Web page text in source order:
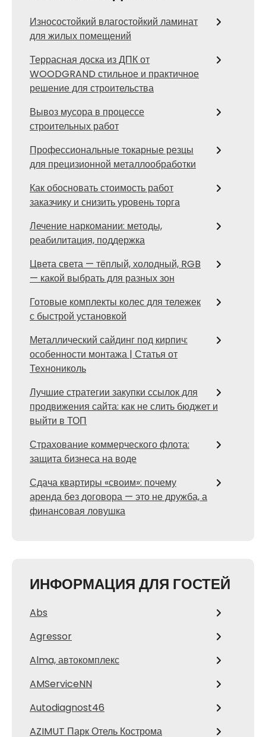
Износостойкий влагостойкий ламинат
для жилых помещений
Террасная доска из ДПК от
WOODGRAND стильное и практичное
решение для строительства
Вывоз мусора в процессе
строительных работ
Профессиональные токарные резцы
для прецизионной металлообработки
Как обосновать стоимость работ
заказчику и снизить уровень торга
Лечение наркомании: методы,
реабилитация, поддержка
Цвета света — тёплый, холодный, RGB
— какой выбрать для разных зон
Готовые комплекты колес для тележек
с быстрой установкой
Металлический сайдинг под кирпич:
особенности монтажа | Статья от
Технониколь
Лучшие стратегии закупки ссылок для
продвижения сайта: как не слить бюджет и
выйти в ТОП
Страхование коммерческого флота:
защита бизнеса на воде
Сдача квартиры «своим»: почему
аренда без договора — это не дружба, а
финансовая ловушка
ИНФОРМАЦИЯ ДЛЯ ГОСТЕЙ
Abs
Agressor
Alma, автокомплекс
AMServiceNN
Autodiagnost46
AZIMUT Парк Отель Кострома